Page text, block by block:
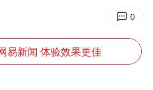
27岁女子成组织卖淫集团主犯被通缉
“China Cool”成海外热词
0
易新闻 体验效果更佳